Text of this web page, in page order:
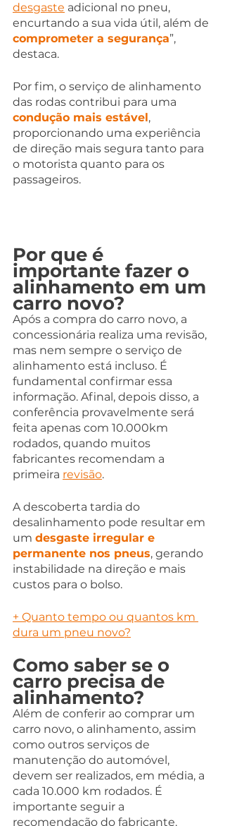
desgaste adicional no pneu,
encurtando a sua vida útil, além de
comprometer a segurança”,
destaca.
Por fim, o serviço de alinhamento
das rodas contribui para uma
condução mais estável,
proporcionando uma experiência
de direção mais segura tanto para
o motorista quanto para os
passageiros.
Por que é
importante fazer o
alinhamento em um
carro novo?
Após a compra do carro novo, a
concessionária realiza uma revisão,
mas nem sempre o serviço de
alinhamento está incluso. É
fundamental confirmar essa
informação. Afinal, depois disso, a
conferência provavelmente será
feita apenas com 10.000km
rodados, quando muitos
fabricantes recomendam a
primeira revisão.
A descoberta tardia do
desalinhamento pode resultar em
um desgaste irregular e
permanente nos pneus, gerando
instabilidade na direção e mais
custos para o bolso.
+ Quanto tempo ou quantos km
dura um pneu novo?
Como saber se o
carro precisa de
alinhamento?
Além de conferir ao comprar um
carro novo, o alinhamento, assim
como outros serviços de
manutenção do automóvel,
devem ser realizados, em média, a
cada 10.000 km rodados. É
importante seguir a
recomendação do fabricante.